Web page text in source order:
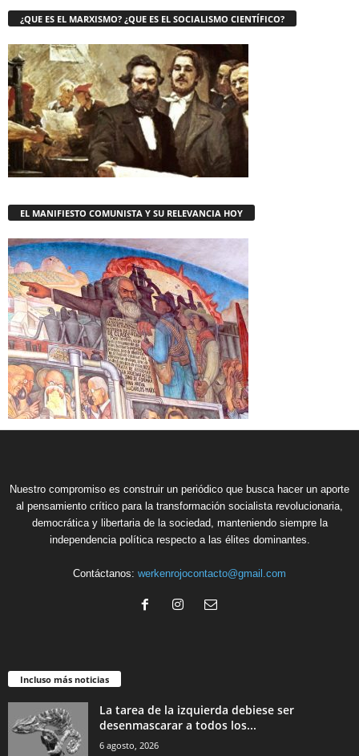
¿QUE ES EL MARXISMO? ¿QUE ES EL SOCIALISMO CIENTÍFICO?
EL MANIFIESTO COMUNISTA Y SU RELEVANCIA HOY
Nuestro compromiso es construir un periódico que busca hacer un aporte
al pensamiento crítico para la transformación socialista revolucionaria,
democrática y libertaria de la sociedad, manteniendo siempre la
independencia política respecto a las élites dominantes.
Contáctanos: werkenrojocontacto@gmail.com
Incluso más noticias
La tarea de la izquierda debiese ser
desenmascarar a todos los...
6 agosto, 2026